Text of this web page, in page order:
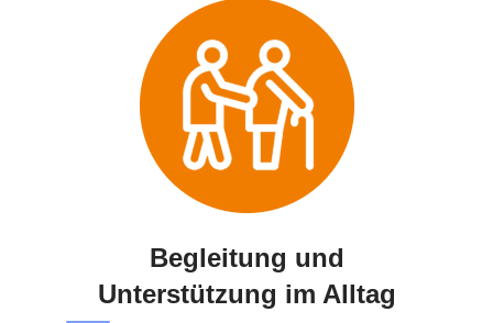
Begleitung und
Unterstützung im Alltag